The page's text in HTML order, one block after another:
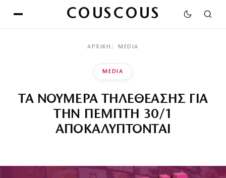
COUSCOUS
ΑΡΧΙΚΉ MEDIA
MEDIA
ΤΑ ΝΟΥΜΕΡΑ ΤΗΛΕΘΕΑΣΗΣ ΓΙΑ
ΤΗΝ ΠΕΜΠΤΗ 30/1
ΑΠΟΚΑΛΥΠΤΟΝΤΑΙ